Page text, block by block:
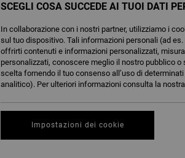
SCEGLI COSA SUCCEDE AI TUOI DATI
In collaborazione con i nostri partner, utilizziamo i
sul tuo dispositivo. Tali informazioni personali (ad
offrirti contenuti e informazioni personalizzati,
personalizzati, conoscere meglio il nostro pubblico
scelta fornendo il tuo consenso all’uso di
analitico). Per ulteriori informazioni consulta la nostra
Impostazioni dei cookie